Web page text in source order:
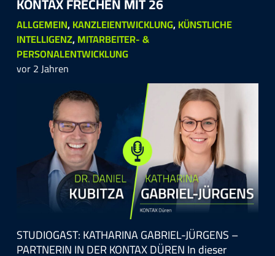
ALLGEMEIN,KANZLEIENTWICKLUNG,KÜNSTLICHE
INTELLIGENZ,MITARBEITER- &
PERSONALENTWICKLUNG
vor 2 Jahren
STUDIOGAST: KATHARINA GABRIEL-JÜRGENS –
PARTNERIN IN DER KONTAX DÜREN In dieser